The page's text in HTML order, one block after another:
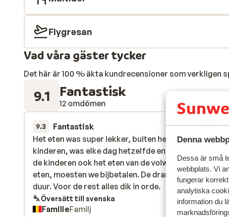
Denna
Dessa är små
webbplats. Vi
fungerar
analytiska
information du
Flygresan
Vad våra gäster tycker
Det här är 100 % äkta kundrecensioner som verkligen
9.1 Fantastisk
12 omdömen
9.3 Fantastisk
14 feb.
Het eten was super lekker, buiten het buffet van de
kinderen, was elke dag hetzelfde en niet veel keuze.
de kinderen ook het eten van de volwassenen
eten, moesten we bijbetalen. De drank was ook
duur. Voor de rest alles dik in orde.
Het eten was super lekker, buiten het buffet van de
kinderen, was elke dag hetzelfde en niet veel keuze.
de kinderen ook het eten van de volwassenen
eten, moesten we bijbetalen. De drank was ook
duur. Voor de rest alles dik in orde.
Översätt till svenska
FamilieFamilj